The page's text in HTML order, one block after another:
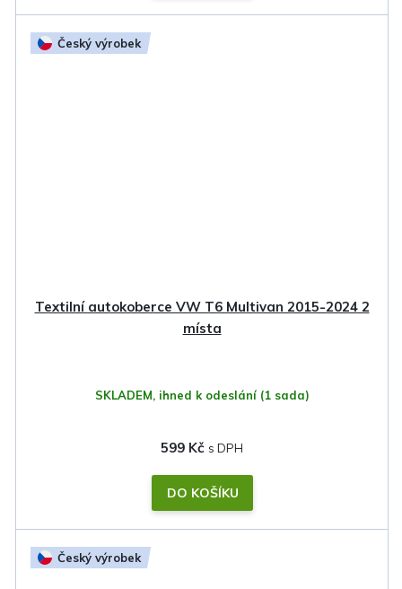
Český výrobek
Textilní autokoberce VW T6 Multivan 2015-2024 2
místa
SKLADEM, ihned k odeslání (1 sada)
599 Kč
DO KOŠÍKU
Český výrobek